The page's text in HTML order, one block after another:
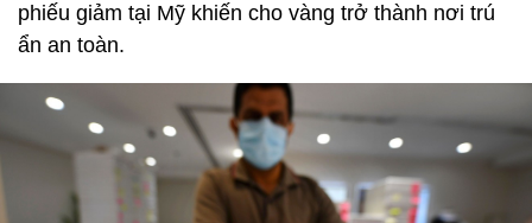
phiếu giảm tại Mỹ khiến cho vàng trở thành nơi trú
ẩn an toàn.